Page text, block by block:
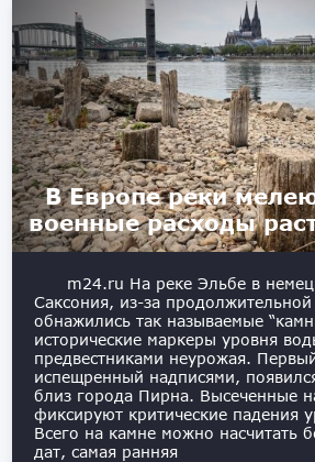
В Европе реки
военные расходы
m24.ru На реке Эльбе в
Саксония, из-за продолжительной
обнажились так называемые
исторические маркеры уровня
предвестниками неурожая.
испещренный надписями,
близ города Пирна. Высеченные
фиксируют критические падения
Всего на камне можно насчитать
дат, самая ранняя